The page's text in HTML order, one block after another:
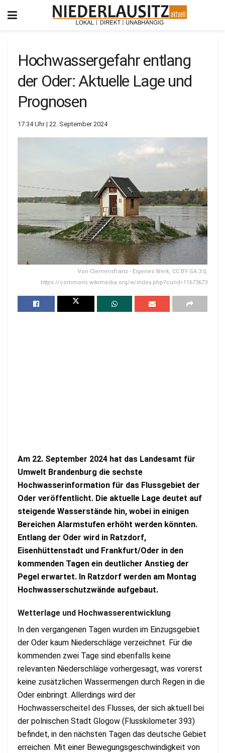
Hochwassergefahr entlang
der Oder: Aktuelle Lage und
Prognosen
17:34 Uhr | 22. September 2024
Von Clemensfranz - Eigenes Werk, CC BY-SA 3.0,
https://commons.wikimedia.org/w/index.php?curid=11673673
Am 22. September 2024 hat das Landesamt für
Umwelt Brandenburg die sechste
Hochwasserinformation für das Flussgebiet der
Oder veröffentlicht. Die aktuelle Lage deutet auf
steigende Wasserstände hin, wobei in einigen
Bereichen Alarmstufen erhöht werden könnten.
Entlang der Oder wird in Ratzdorf,
Eisenhüttenstadt und Frankfurt/Oder in den
kommenden Tagen ein deutlicher Anstieg der
Pegel erwartet. In Ratzdorf werden am Montag
Hochwasserschutzwände aufgebaut.
Wetterlage und Hochwasserentwicklung
In den vergangenen Tagen wurden im Einzugsgebiet
der Oder kaum Niederschläge verzeichnet. Für die
kommenden zwei Tage sind ebenfalls keine
relevanten Niederschläge vorhergesagt, was vorerst
keine zusätzlichen Wassermengen durch Regen in die
Oder einbringt. Allerdings wird der
Hochwasserscheitel des Flusses, der sich aktuell bei
der polnischen Stadt Glogow (Flusskilometer 393)
befindet, in den nächsten Tagen das deutsche Gebiet
erreichen. Mit einer Bewegungsgeschwindigkeit von